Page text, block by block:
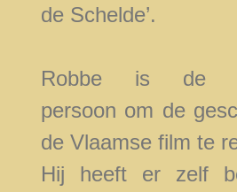
de Schelde’.
Robbe is de
persoon om de
de Vlaamse film te
Hij heeft er zelf